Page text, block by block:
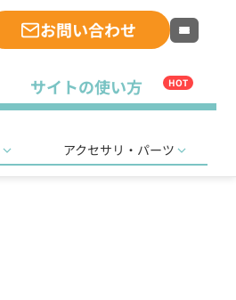
お問い合わせ
サイトの使い方 HOT
アクセサリ・パーツ